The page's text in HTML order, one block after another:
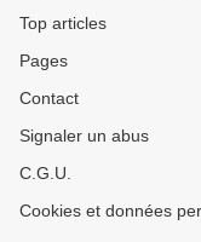
Top articles
Pages
Contact
Signaler un abus
C.G.U.
Cookies et données